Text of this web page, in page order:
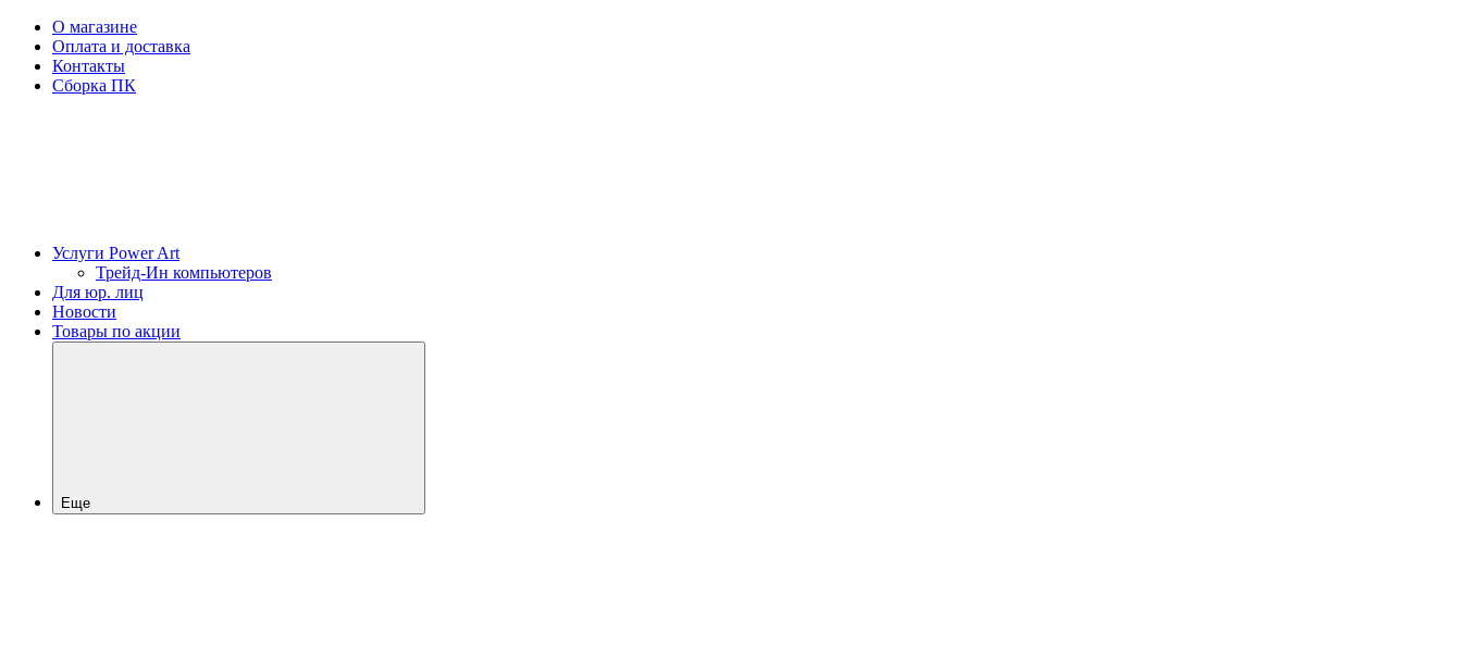
О магазине
Оплата и доставка
Контакты
Сборка ПК
Услуги Power Art
Трейд-Ин компьютеров
Для юр. лиц
Новости
Товары по акции
Еще